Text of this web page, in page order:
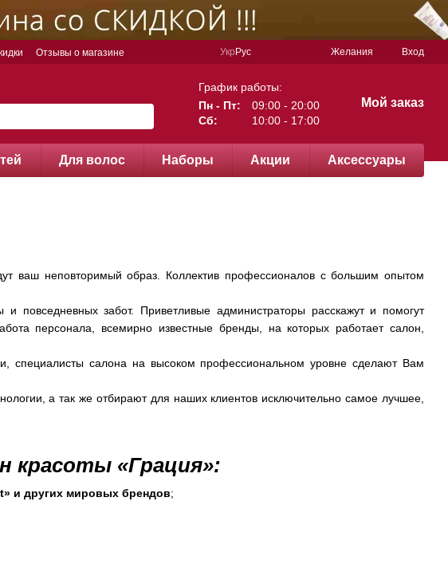
Отзывы о магазине Укр Рус Желания Вход
График работы:
Пн - Пт:
09:00 - 20:00
Сб:
10:00 - 17:00
Мой заказ
Для волос Наборы Акции Аксессуары
ваш неповторимый образ. Коллектив профессионалов с большим опытом
повседневных забот. Приветливые администраторы расскажут и помогут
персонала, всемирно известные бренды, на которых работает салон,
специалисты салона на высоком профессиональном уровне сделают Вам
а так же отбирают для наших клиентов исключительно самое лучшее,
красоты «Грация»:
и других мировых брендов;